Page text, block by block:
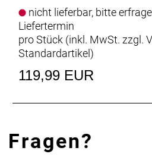
nicht lieferbar, bitte
Liefertermin
pro Stück (inkl. MwSt. zzgl.
Standardartikel)
119,99 EUR
Fragen?